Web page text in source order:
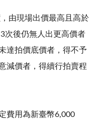
由現場出價最高且高於
次後仍無人出更高價者
達拍價底價者，得不予
減價者，得續行拍賣程
費用為新臺幣6,000